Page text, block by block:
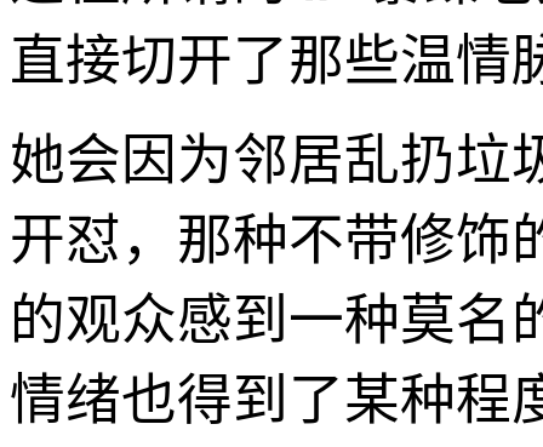
直接切开了那些温情
她会因为邻居乱扔垃
开怼，那种不带修饰
的观众感到一种莫名
情绪也得到了某种程